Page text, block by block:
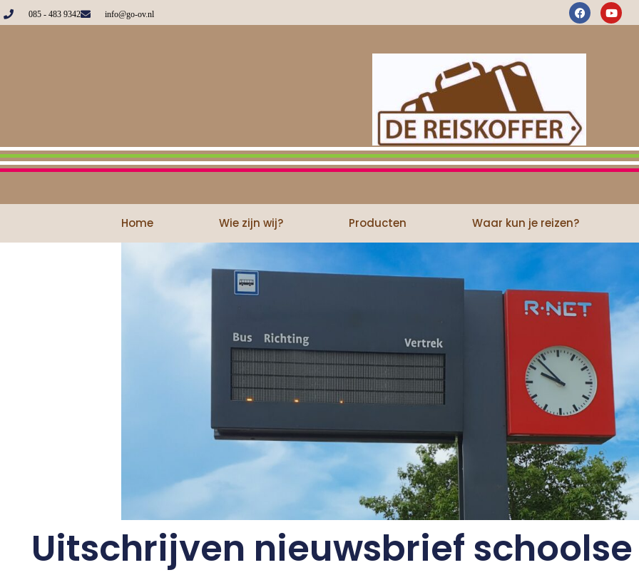
085 - 483 9342 info@go-ov.nl
Home Wie zijn wij? Producten Waar kun je reizen?
Uitschrijven nieuwsbrief